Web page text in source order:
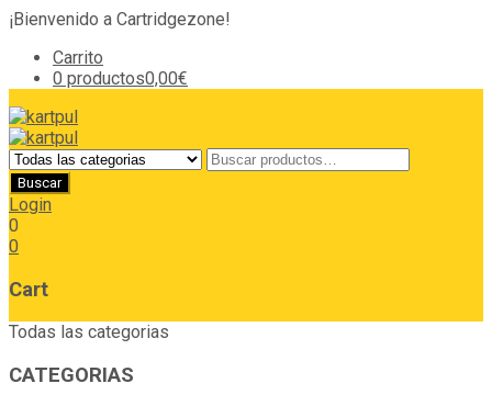
¡Bienvenido a Cartridgezone!
Carrito
0 productos0,00€
Login
0
0
Cart
Todas las categorias
CATEGORIAS